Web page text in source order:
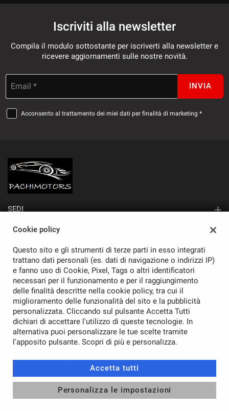
PREVENTIVO
Iscriviti alla newsletter
Compila il modulo sottostante per iscriverti alla newsletter e
ricevere aggiornamenti sulle nostre novità.
Email * INVIA
Acconsento al trattamento dei miei dati per finalità di marketing *
SEDI
Sede di Monza
Contatti
TORNA IN CIMA
Copyright © 2026 Pachimotors Srl - P.IVA 11037870968 -
l'informativa sulla privacy-Cookie Policy
Cookie policy
Questo sito e gli strumenti di terze parti in esso integrati
trattano dati personali (es. dati di navigazione o indirizzi IP)
e fanno uso di Cookie, Pixel, Tags o altri identificatori
necessari per il funzionamento e per il raggiungimento
delle finalità descritte nella cookie policy, tra cui il
miglioramento delle funzionalità del sito e la pubblicità
personalizzata. Cliccando sul pulsante Accetta Tutti
dichiari di accettare l'utilizzo di queste tecnologie. In
alternativa puoi personalizzare le tue scelte tramite
l'apposito pulsante. Scopri di più e personalizza.
Accetta tutti
Personalizza le impostazioni